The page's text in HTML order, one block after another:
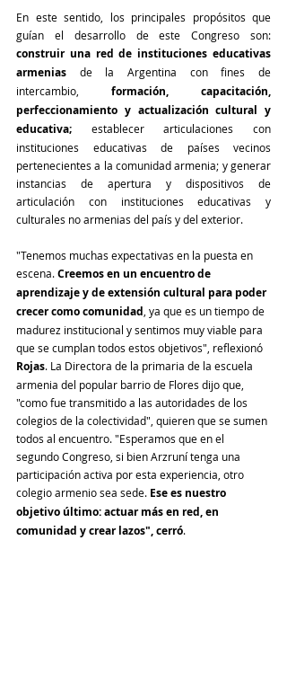
En este sentido, los principales propósitos que
construir una red de instituciones educativas
armenias de la Argentina con fines de
intercambio, formación, capacitación,
perfeccionamiento y actualización cultural y
educativa; establecer articulaciones con
instituciones educativas de países vecinos
pertenecientes a la comunidad armenia; y generar
instancias de apertura y dispositivos de
articulación con instituciones educativas y
culturales no armenias del país y del exterior.
"Tenemos muchas expectativas en la puesta en
escena. Creemos en un encuentro de
aprendizaje y de extensión cultural para poder
crecer como comunidad , ya que es un tiempo de
madurez institucional y sentimos muy viable para
que se cumplan todos estos objetivos", reflexionó
Rojas. La Directora de la primaria de la escuela
armenia del popular barrio de Flores dijo que,
"como fue transmitido a las autoridades de los
colegios de la colectividad", quieren que se sumen
todos al encuentro. "Esperamos que en el
segundo Congreso, si bien Arzruní tenga una
participación activa por esta experiencia, otro
colegio armenio sea sede. Ese es nuestro
objetivo último: actuar más en red, en
comunidad y crear lazos", cerró.